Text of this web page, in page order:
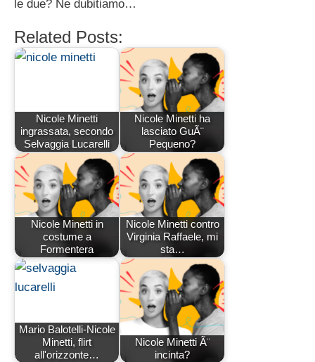
le due? Ne dubitiamo…
Related Posts:
Nicole Minetti
ingrassata, secondo
Selvaggia Lucarelli
Nicole Minetti ha
lasciato GuÃ¨
Pequeno?
Nicole Minetti in
costume a
Formentera
Nicole Minetti contro
Virginia Raffaele, mi
sta…
Mario Balotelli-Nicole
Minetti, flirt
all'orizzonte…
Nicole Minetti Ã¨
incinta?